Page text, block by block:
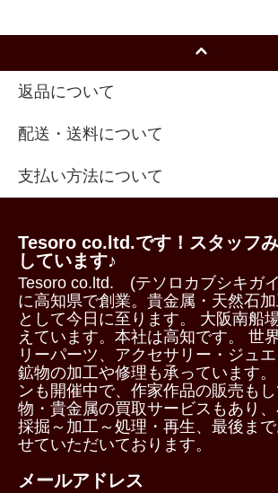
返品について
配送・送料について
支払い方法について
Tesoro co.ltd.です！スタッフ
しています♪
Tesoro co.ltd. (テソロカブシキガ
に高知県で創業。貴金属・天然石
として今日に至ります。 大阪南船
えています。本社は高知です。 世
リーパーツ、アクセサリー・ジュエ
鉱物の加工や修理も承っています
ンも開催中で、作家作品の販売も
物・貴金属の買取サービスもあり
採掘～加工～処理・再生、最後ま
せていただいております。
メールアドレス